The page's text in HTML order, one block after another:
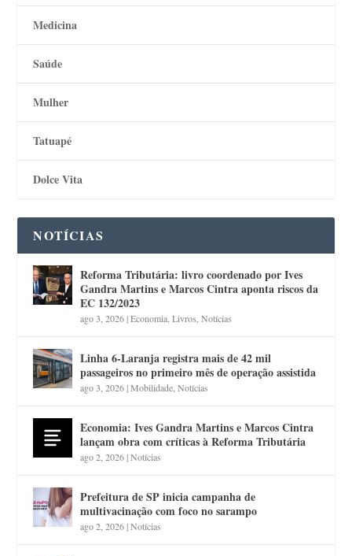
Medicina
Saúde
Mulher
Tatuapé
Dolce Vita
NOTÍCIAS
Reforma Tributária: livro coordenado por Ives
Gandra Martins e Marcos Cintra aponta riscos da
EC 132/2023
ago 3, 2026|Economia ,Livros ,Notícias
Linha 6-Laranja registra mais de 42 mil
passageiros no primeiro mês de operação assistida
ago 3, 2026|Mobilidade ,Notícias
Economia: Ives Gandra Martins e Marcos Cintra
lançam obra com críticas à Reforma Tributária
ago 2, 2026|Notícias
Prefeitura de SP inicia campanha de
multivacinação com foco no sarampo
ago 2, 2026|Notícias